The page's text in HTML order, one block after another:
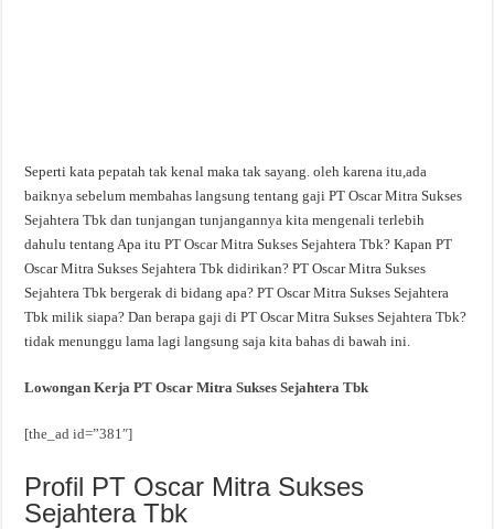
Seperti kata pepatah tak kenal maka tak sayang. oleh karena itu,ada
baiknya sebelum membahas langsung tentang gaji PT Oscar Mitra Sukses
Sejahtera Tbk dan tunjangan tunjangannya kita mengenali terlebih
dahulu tentang Apa itu PT Oscar Mitra Sukses Sejahtera Tbk? Kapan PT
Oscar Mitra Sukses Sejahtera Tbk didirikan? PT Oscar Mitra Sukses
Sejahtera Tbk bergerak di bidang apa? PT Oscar Mitra Sukses Sejahtera
Tbk milik siapa? Dan berapa gaji di PT Oscar Mitra Sukses Sejahtera Tbk?
tidak menunggu lama lagi langsung saja kita bahas di bawah ini.
Lowongan Kerja PT Oscar Mitra Sukses Sejahtera Tbk
[the_ad id=”381″]
Profil PT Oscar Mitra Sukses
Sejahtera Tbk